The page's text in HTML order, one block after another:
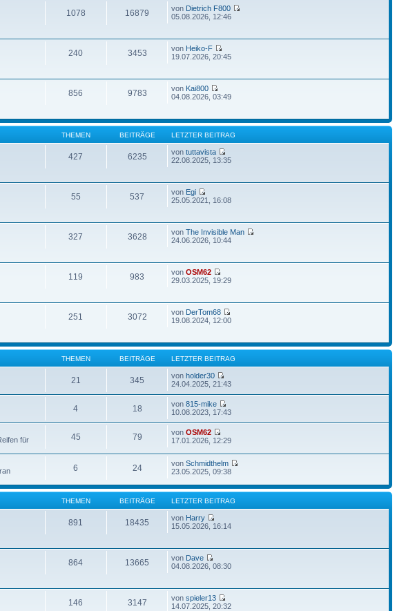
1078 16879 von Dietrich F800
05.08.2026, 12:46
240 3453 von Heiko-F
19.07.2026, 20:45
856 9783 von Kai800
04.08.2026, 03:49
THEMEN BEITRÄGE LETZTER BEITRAG
427 6235 vontuttavista
22.08.2025, 13:35
55 537 von Egi
25.05.2021, 16:08
327 3628 vonThe Invisible Man
24.06.2026, 10:44
119 983 vonOSM62
29.03.2025, 19:29
251 3072 von DerTom68
19.08.2024, 12:00
THEMEN BEITRÄGE LETZTER BEITRAG
21 345 vonholder30
24.04.2025, 21:43
4 18 von815-mike
10.08.2023, 17:43
für
45 79 vonOSM62
17.01.2026, 12:29
6 24 vonSchmidthelm
23.05.2025, 09:38
THEMEN BEITRÄGE LETZTER BEITRAG
891 18435 von Harry
15.05.2026, 16:14
864 13665 von Dave
04.08.2026, 08:30
146 3147 vonspieler13
14.07.2025, 20:32